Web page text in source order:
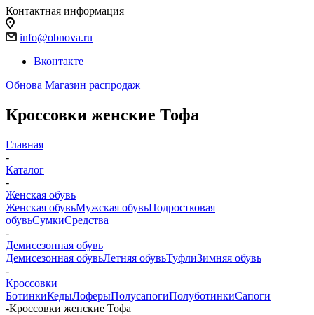
Контактная информация
info@obnova.ru
Вконтакте
Обнова Магазин распродаж
Кроссовки женские Тофа
Главная
-
Каталог
-
Женская обувь
Женская обувьМужская обувьПодростковая
обувьСумкиСредства
-
Демисезонная обувь
Демисезонная обувьЛетняя обувьТуфлиЗимняя обувь
-
Кроссовки
БотинкиКедыЛоферыПолусапогиПолуботинкиСапоги
-Кроссовки женские Тофа